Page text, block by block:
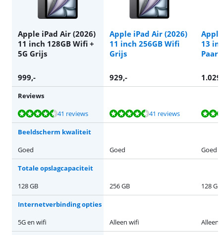
Apple iPad Air (2026)
11 inch 128GB Wifi +
5G Grijs
Apple iPad Air (2026)
11 inch 256GB Wifi
Grijs
13
Paars
999,- 929,- 1.029
Reviews
Beoordeling is 9,3 van de 10, gebaseerd op 41 reviews.
41 reviews
Beoordeling is 9,3 van de 10, gebaseerd op 41 reviews.41 reviews
Beoordeling is 9,3 van de 10, gebaseerd op 41 reviews.
Beoordeling is 9,6 van de 10, gebaseerd op 29 reviews.
Beoordeling is 9,3 van de 10, gebaseerd op 41 reviews.
Beeldscherm kwaliteit
Goed
Goed Goed
Totale opslagcapaciteit
128 GB
256 GB 128 GB
Internetverbinding opties
5G en wifi
Alleen wifi Alleen